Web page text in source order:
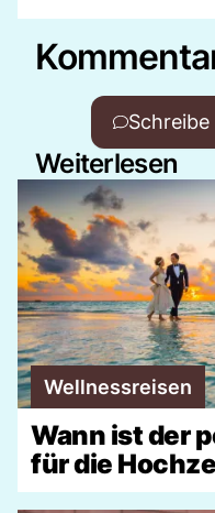
Weiterlesen
Wellnessreisen
Wann ist der
für die